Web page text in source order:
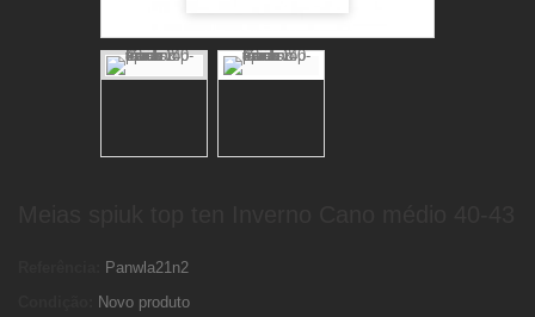
Panwla21n2
Novo produto